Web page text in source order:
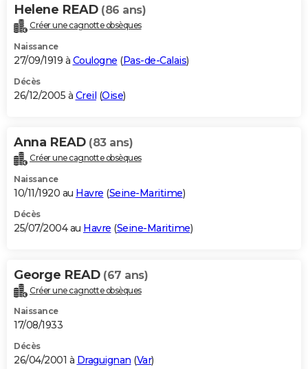
Helene READ (86 ans)
Créer une cagnotte obsèques
Naissance
27/09/1919 à Coulogne (Pas-de-Calais)
Décès
26/12/2005 à Creil (Oise)
Anna READ (83 ans)
Créer une cagnotte obsèques
Naissance
10/11/1920 au Havre (Seine-Maritime)
Décès
25/07/2004 au Havre (Seine-Maritime)
George READ (67 ans)
Créer une cagnotte obsèques
Naissance
17/08/1933
Décès
26/04/2001 à Draguignan (Var)